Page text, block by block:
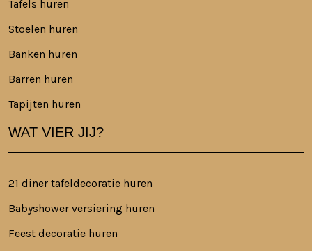
Tafels huren
Stoelen huren
Banken huren
Barren huren
Tapijten huren
WAT VIER JIJ?
21 diner tafeldecoratie huren
Babyshower versiering huren
Feest decoratie huren